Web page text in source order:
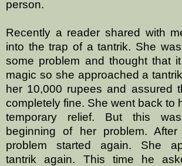
person.
Recently a reader shared with
into the trap of a tantrik. She
some problem and thought that
magic so she approached a
her 10,000 rupees and assured
completely fine. She went back to
temporary relief. But this
beginning of her problem.
problem started again. She
tantrik again. This time he